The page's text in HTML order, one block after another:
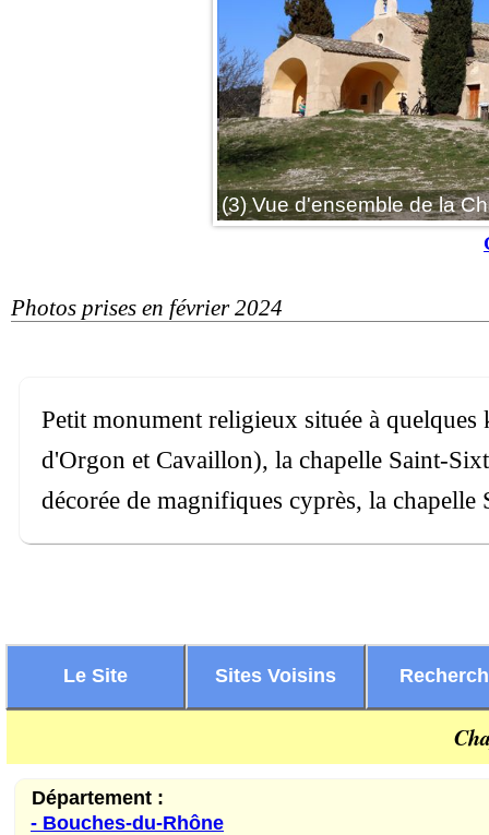
(3) Vue d'ensemble de la
Photos prises en février 2024
Petit monument religieux située à
d'Orgon et Cavaillon), la chapelle Saint-
décorée de magnifiques cyprès, la chapelle
Le Site Sites Voisins
Département :
- Bouches-du-Rhône